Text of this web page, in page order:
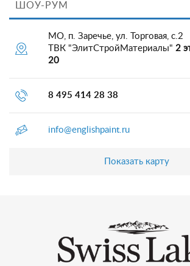
ШОУ-РУМ
МО, п. Заречье, ул. Торговая, с.2
ТВК "ЭлитСтройМатериалы" 2
20
8 495 414 28 38
info@englishpaint.ru
Показать карту